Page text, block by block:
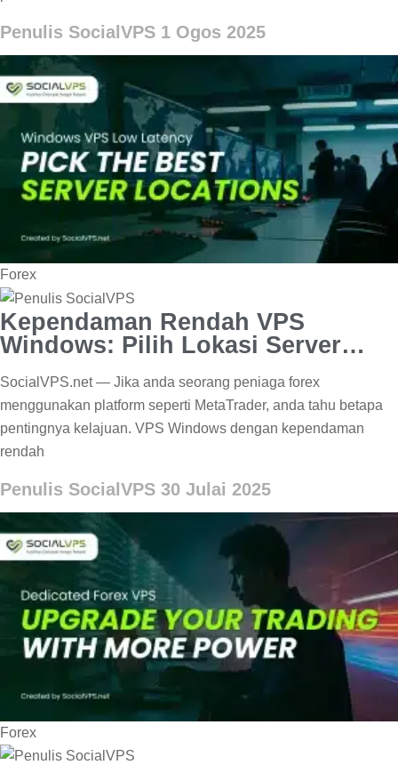
Penulis SocialVPS 1 Ogos 2025
Forex
Kependaman Rendah VPS
Windows: Pilih Lokasi Server
SocialVPS.net — Jika anda seorang peniaga forex
menggunakan platform seperti MetaTrader, anda tahu betapa
pentingnya kelajuan. VPS Windows dengan kependaman
rendah
Penulis SocialVPS 30 Julai 2025
Forex